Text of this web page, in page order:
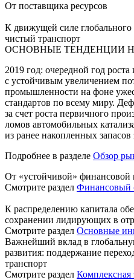
От поставщика ресурсов
К движущей силе глобального
чистый транспорт
ОСНОВНЫЕ ТЕНДЕНЦИИ
2019 год: очередной год
с устойчивым увеличением
промышленности на фоне
стандартов по всему миру.
за счет роста первичного
ломов автомобильных
из ранее накопленных запасов
Подробнее в разделе Обзор
От «устойчивой» финансовой
Смотрите раздел Финансовый
К распределению капитала
сохранении лидирующих в
Смотрите раздел Основные
Важнейший вклад в
развития: поддержание
транспорт
Смотрите раздел Комплексная